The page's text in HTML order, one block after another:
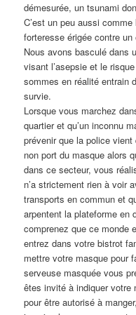
démesurée, un tsunami
C’est un peu aussi
forteresse érigée contre
Nous avons basculé dans
visant l’asepsie et le
sommes en réalité entrain
survie.
Lorsque vous marchez
quartier et qu’un inconnu
prévenir que la police
non port du masque alors
dans ce secteur, vous
n’a strictement rien à voir
transports en commun et
arpentent la plateforme en
comprenez que ce monde
entrez dans votre bistrot
mettre votre masque pour
serveuse masquée vous
êtes invité à indiquer votre
pour être autorisé à